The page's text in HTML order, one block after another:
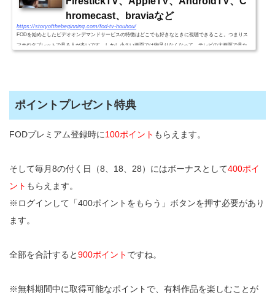
hromecast、braviaなど
https://storyofthebeginning.com/fod-tv-houhou/
FODを始めとしたビデオオンデマンドサービスの特徴はどこでも好きなときに視聴できること。つまりス
マホやタブレットで見る人が多いです。しかし小さい画面では物足りなくなって、テレビの大画面で見た
ポイントプレゼント特典
FODプレミアム登録時に100ポイント もらえます。
そして毎月8の付く日（8、18、28）にはボーナスとして400ポイ
ント もらえます。
※ログインして「400ポイントをもらう」ボタンを押す必要があり
ます。
全部を合計すると900ポイント ですね。
※無料期間中に取得可能なポイントで、有料作品を楽しむことが